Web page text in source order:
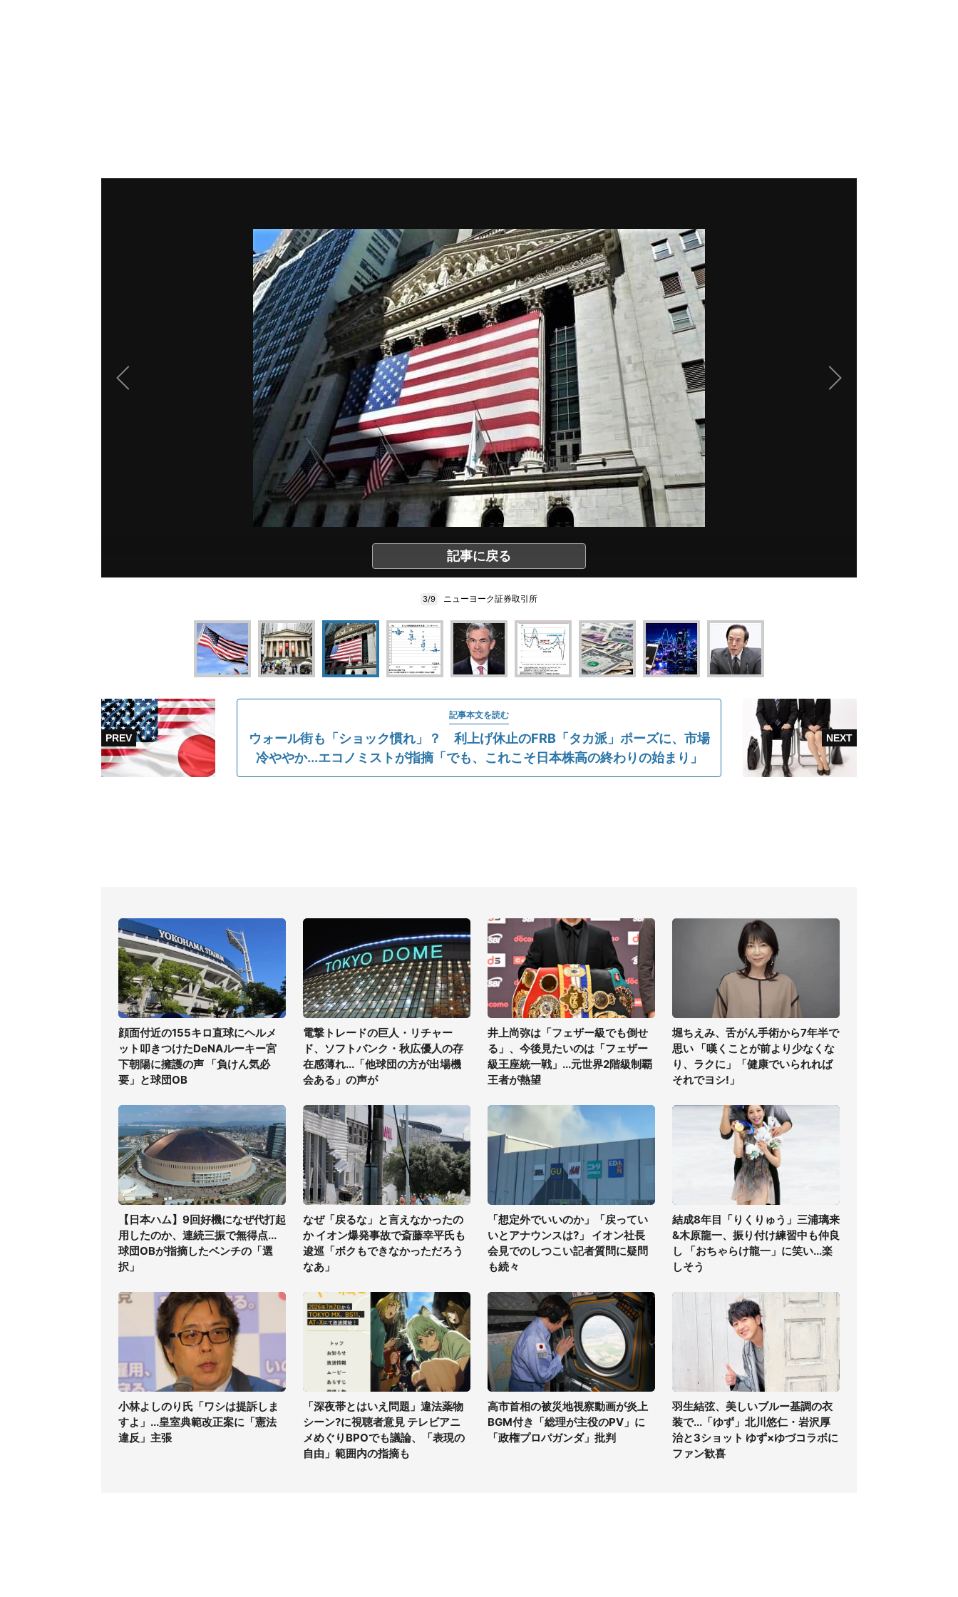
記事に戻る
3/9 ニューヨーク証券取引所
記事本文を読む
ウォール街も「ショック慣れ」？ 利上げ休止のFRB「タカ派」ポーズに、市場
冷ややか...エコノミストが指摘「でも、これこそ日本株高の終わりの始まり」
顔面付近の155キロ直球にヘルメ
ット叩きつけたDeNAルーキー宮
下朝陽に擁護の声 「負けん気必
要」と球団OB
電撃トレードの巨人・リチャー
ド、ソフトバンク・秋広優人の存
在感薄れ...「他球団の方が出場機
会ある」の声が
井上尚弥は「フェザー級でも倒せ
る」、今後見たいのは「フェザー
級王座統一戦」...元世界2階級制覇
王者が熱望
堀ちえみ、舌がん手術から7年半で
思い 「嘆くことが前より少なくな
り、ラクに」「健康でいられれば
それでヨシ!」
【日本ハム】9回好機になぜ代打起
用したのか、連続三振で無得点...
球団OBが指摘したベンチの「選
択」
なぜ「戻るな」と言えなかったの
か イオン爆発事故で斎藤幸平氏も
逡巡「ボクもできなかっただろう
なあ」
「想定外でいいのか」「戻ってい
いとアナウンスは?」 イオン社長
会見でのしつこい記者質問に疑問
も続々
結成8年目「りくりゅう」三浦璃来
&木原龍一、振り付け練習中も仲良
し 「おちゃらけ龍一」に笑い...楽
しそう
小林よしのり氏「ワシは提訴しま
すよ」...皇室典範改正案に「憲法
違反」主張
「深夜帯とはいえ問題」違法薬物
シーン?に視聴者意見 テレビアニ
メめぐりBPOでも議論、「表現の
自由」範囲内の指摘も
高市首相の被災地視察動画が炎上
BGM付き「総理が主役のPV」に
「政権プロパガンダ」批判
羽生結弦、美しいブルー基調の衣
装で...「ゆず」北川悠仁・岩沢厚
治と3ショット ゆず×ゆづコラボに
ファン歓喜